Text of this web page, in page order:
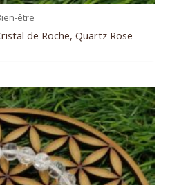
être
de Roche, Quartz Rose